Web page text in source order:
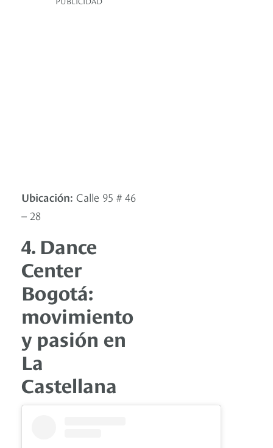
Ubicación: Calle 95 # 46
– 28
4. Dance
Center
Bogotá:
movimiento
y pasión en
La
Castellana